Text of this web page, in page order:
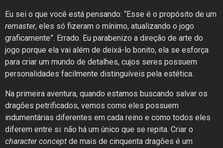
Eu sei o que você está pensando: “Esse é o propósito de um
remaster, eles só fizeram o mínimo, atualizando o jogo
graficamente”. Errado. Eu parabenizo a direção de arte do
jogo porque ela vai além de deixá-lo bonito, ela se esforça
para criar um mundo de detalhes, cujos seres possuem
personalidades facilmente distinguíveis pela estética.
Na primeira aventura, quando estamos buscando salvar os
dragões petrificados, vemos como eles possuem
indumentárias diferentes em cada reino e como todos eles
diferem entre si: não há um único que se repita. Criar o
character concept de mais de cinquenta dragões é um